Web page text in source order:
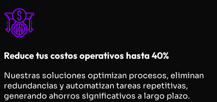
Reduce tus costos operativos hasta 40%
Nuestras soluciones optimizan procesos, eliminan
redundancias y automatizan tareas repetitivas,
generando ahorros significativos a largo plazo.